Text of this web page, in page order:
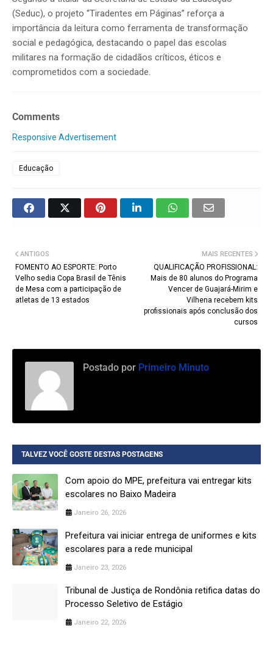
(Seduc), o projeto “Tiradentes em Páginas” reforça a
importância da leitura como ferramenta de transformação
social e pedagógica, destacando o papel das escolas
militares na formação de cidadãos críticos, éticos e
comprometidos com a sociedade.
Comments
Responsive Advertisement
Educação
MAIS RECENTES
QUALIFICAÇÃO PROFISSIONAL:
Mais de 80 alunos do Programa
Vencer de Guajará-Mirim e
Vilhena recebem kits
profissionais após conclusão dos
cursos
ANTIGOS
FOMENTO AO ESPORTE: Porto
Velho sedia Copa Brasil de Tênis
de Mesa com a participação de
atletas de 13 estados
Postado por Primeiro Minuto
TALVEZ VOCÊ GOSTE DESTAS POSTAGENS
Com apoio do MPE, prefeitura vai entregar kits
escolares no Baixo Madeira
Janeiro 26, 2026
Prefeitura vai iniciar entrega de uniformes e kits
escolares para a rede municipal
Janeiro 23, 2026
Tribunal de Justiça de Rondônia retifica datas do
Processo Seletivo de Estágio
Janeiro 22, 2026